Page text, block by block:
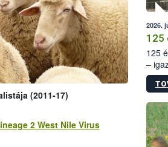
(2011-17)
2 West Nile Virus
2026.
125
125
–
15.